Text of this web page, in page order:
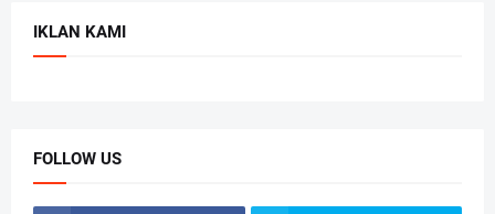
IKLAN KAMI
FOLLOW US